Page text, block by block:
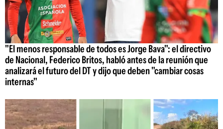
"El menos responsable de todos es Jorge Bava": el directivo
de Nacional, Federico Britos, habló antes de la reunión que
analizará el futuro del DT y dijo que deben "cambiar cosas
internas"